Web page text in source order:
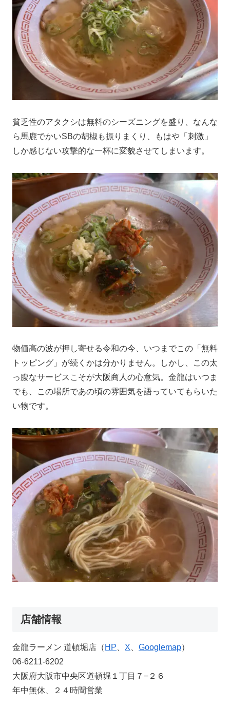
貧乏性のアタクシは無料のシーズニングを盛り、なんな
ら馬鹿でかいSBの胡椒も振りまくり、もはや「刺激」
しか感じない攻撃的な一杯に変貌させてしまいます。
物価高の波が押し寄せる令和の今、いつまでこの「無料
トッピング」が続くかは分かりません。しかし、この太
っ腹なサービスこそが大阪商人の心意気。金龍はいつま
でも、この場所であの頃の雰囲気を語っていてもらいた
い物です。
店舗情報
金龍ラーメン 道頓堀店（ HP X Googlemap）
06-6211-6202
大阪府大阪市中央区道頓堀１丁目７−２６
年中無休、２４時間営業